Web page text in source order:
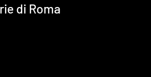
di Roma